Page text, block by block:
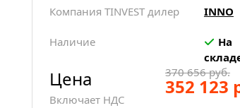
Компания TINVEST дилер INNO
Наличие
На
Цена
Включает НДС
370 656 руб.
352 123